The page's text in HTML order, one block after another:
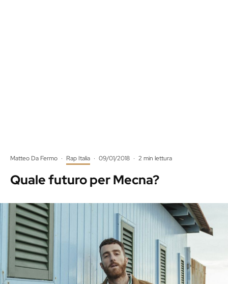
Matteo Da Fermo · Rap Italia · 09/01/2018 · 2 min lettura
Quale futuro per Mecna?